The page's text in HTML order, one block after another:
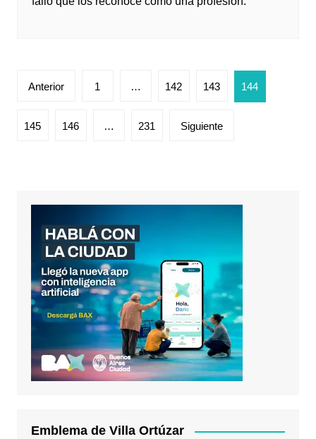
Paginación
entradas
Anterior 1 … 142 143 144
145 146 … 231 Siguiente
Emblema de Villa Ortúzar